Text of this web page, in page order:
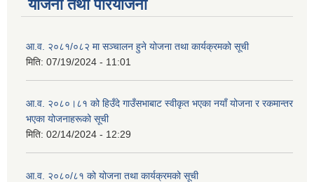
योजना तथा परियोजना
आ.व. २०८१/०८२ मा सञ्चालन हुने योजना तथा कार्यक्रमको सूची
मिति: 07/19/2024 - 11:01
आ.व. २०८०।८१ को हिउँदे गाउँसभाबाट स्वीकृत भएका नयाँ योजना र रकमान्तर
भएका योजनाहरूको सूची
मिति: 02/14/2024 - 12:29
आ.व. २०८०/८१ को योजना तथा कार्यक्रमको सूची